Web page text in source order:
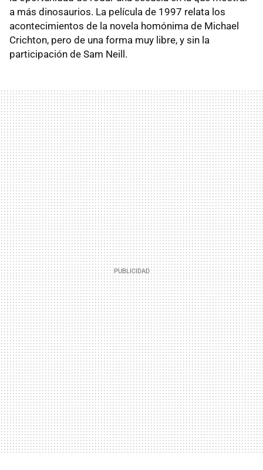
a más dinosaurios. La película de 1997 relata los
acontecimientos de la novela homónima de Michael
Crichton, pero de una forma muy libre, y sin la
participación de Sam Neill.